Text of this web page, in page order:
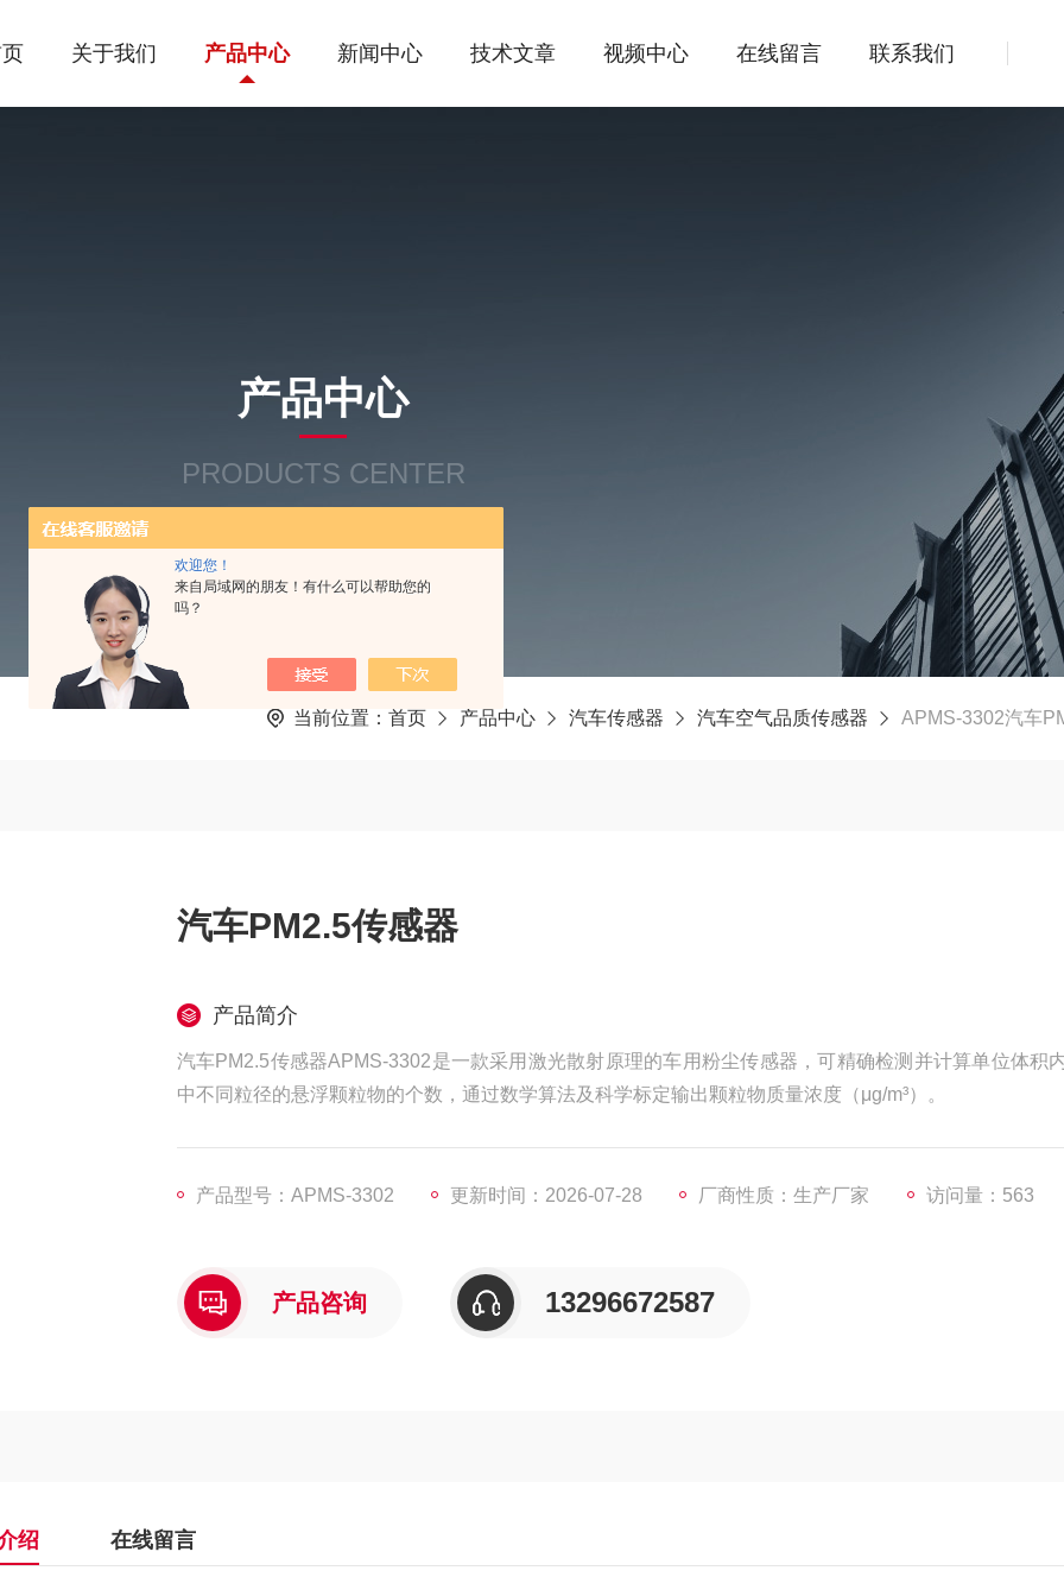
欢迎您！
来自局域网的朋友！有什么可以帮助您的
吗？
关于我们 产品中心 新闻中心 技术文章 视频中心 在线留言 联系我们
产品中心
PRODUCTS CENTER
当前位置： 首页 产品中心 汽车传感器 汽车空气品质传感器 APMS-3302汽车
汽车PM2.5传感器
产品简介
汽车PM2.5传感器APMS-3302是一款采用激光散射原理的车用粉尘传感器，可精确检测并计算单位体积
中不同粒径的悬浮颗粒物的个数，通过数学算法及科学标定输出颗粒物质量浓度（μg/m³）。
产品型号：APMS-3302 更新时间：2026-07-28 厂商性质：生产厂家 访问量：563
产品咨询 13296672587
绍 在线留言